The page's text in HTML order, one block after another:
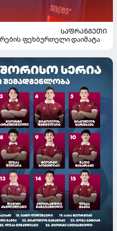
ᲡᲐᲤᲠᲐᲜᲒᲔᲗᲘ
ფეხბურთელი დაიმატა